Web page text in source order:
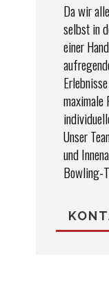
Da wir
selbst in
einer
maximale
Unser
und
Bowling-